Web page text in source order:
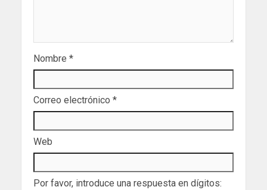
Nombre *
Correo electrónico *
Web
Por favor, introduce una respuesta en dígitos: